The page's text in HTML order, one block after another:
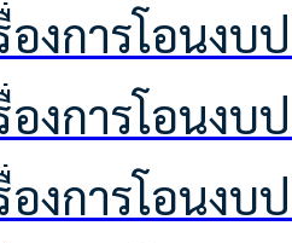
รื่องการโอน
รื่องการโอน
รื่องการโอน